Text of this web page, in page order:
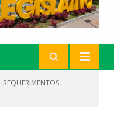
REQUERIMENTOS